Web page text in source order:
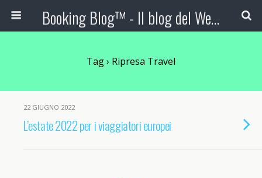
Booking Blog™ - Il blog del Web Marketing Turistico
Tag › Ripresa Travel
22 GIUGNO 2022
L’estate 2022 per i viaggiatori europei